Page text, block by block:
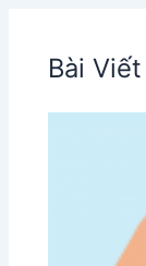
Bài